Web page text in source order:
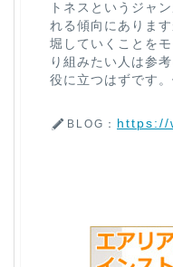
トネスというジャ
れる傾向にありま
堀していくことを
り組みたい人は参
役に立つはずです。
BLOG： https://